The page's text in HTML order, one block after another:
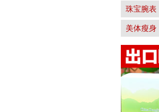
珠宝腕表
美体瘦身